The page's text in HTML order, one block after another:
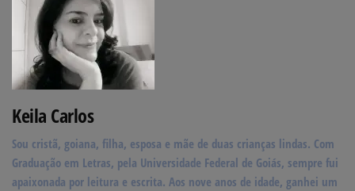
Keila Carlos
Sou cristã, goiana, filha, esposa e mãe de duas crianças lindas. Com
Graduação em Letras, pela Universidade Federal de Goiás, sempre fui
apaixonada por leitura e escrita. Aos nove anos de idade, ganhei um